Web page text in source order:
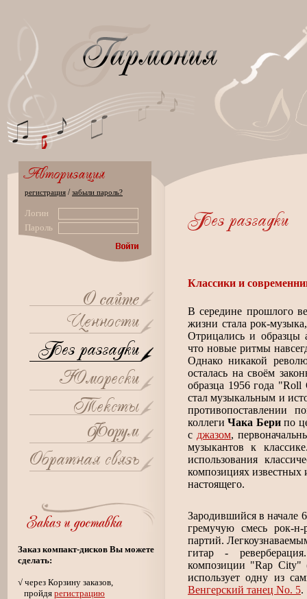
регистрация /забыли пароль?
Логин
Пароль
Заказ компакт-дисков Вы можете
сделать:
√ через Корзину заказов,
пройдя регистрацию
Классики и
В середине прошлого
жизни стала рок-
Отрицались и образцы
что новые ритмы
Однако никакой
осталась на своём
образца 1956 года "Roll
стал музыкальным и
противопоставлении
коллегиЧака Берипо
с джазом,
музыкантов к
использования
композициях
настоящего.
Зародившийся в начале
гремучую смесь рок-
партий.
гитар -
композиции "Rap City"
использует одну из
Венгерский танец No. 5.